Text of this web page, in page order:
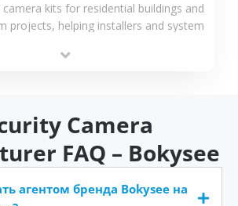
camera kits for residential buildings and
projects, helping installers and system
time.
Camera
FAQ – Bokysee
агентом бренда Bokysee на